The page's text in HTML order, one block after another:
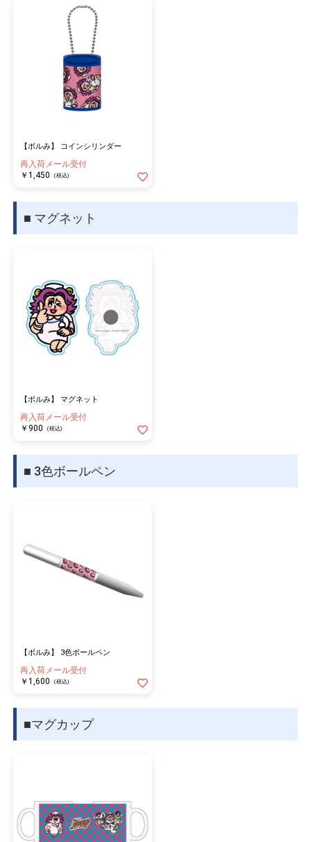
【ボルみ】 コインシリンダー
再入荷メール受付
￥1,450
(税込)
■ マグネット
【ボルみ】 マグネット
再入荷メール受付
￥900
(税込)
■ 3色ボールペン
【ボルみ】 3色ボールペン
再入荷メール受付
￥1,600
(税込)
■マグカップ